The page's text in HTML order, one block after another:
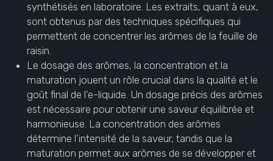
synthétisés en laboratoire. Les extraits, quant à eux,
sont obtenus par des techniques spécifiques qui
permettent de concentrer les arômes de la feuille de
raisin.
Le dosage des arômes, la concentration et la
maturation jouent un rôle crucial dans la qualité et le
goût final de l’e-liquide. Un dosage précis des arômes
est nécessaire pour obtenir une saveur équilibrée et
harmonieuse. La concentration des arômes
détermine l’intensité de la saveur, tandis que la
maturation permet aux arômes de se développer et